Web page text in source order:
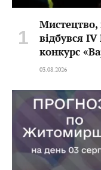
відбувся
конкурс
03.08.2026